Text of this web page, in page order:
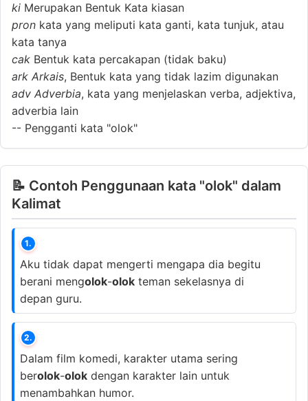
ki Merupakan Bentuk Kata kiasan
pron kata yang meliputi kata ganti, kata tunjuk, atau
kata tanya
cak Bentuk kata percakapan (tidak baku)
ark Arkais, Bentuk kata yang tidak lazim digunakan
adv Adverbia, kata yang menjelaskan verba, adjektiva,
adverbia lain
-- Pengganti kata "olok"
📝 Contoh Penggunaan kata "olok" dalam
Kalimat
1.
Aku tidak dapat mengerti mengapa dia begitu
berani mengolok-olok teman sekelasnya di
depan guru.
2.
Dalam film komedi, karakter utama sering
berolok-olok dengan karakter lain untuk
menambahkan humor.